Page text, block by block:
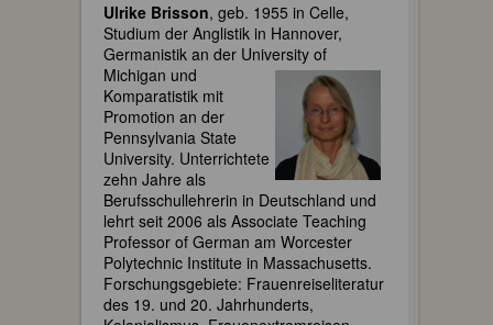
Ulrike Brisson, geb. 1955 in Celle,
Studium der Anglistik in Hannover,
Germanistik an der University of
Michigan und
Komparatistik mit
Promotion an der
Pennsylvania State
University. Unterrichtete
zehn Jahre als
Berufsschullehrerin in Deutschland und
lehrt seit 2006 als Associate Teaching
Professor of German am Worcester
Polytechnic Institute in Massachusetts.
Forschungsgebiete: Frauenreiseliteratur
des 19. und 20. Jahrhunderts,